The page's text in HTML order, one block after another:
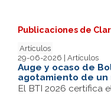
Publicaciones de
Artículos
29-06-2026 | Artículos
Auge y ocaso de
agotamiento de
El BTI 2026 certifica